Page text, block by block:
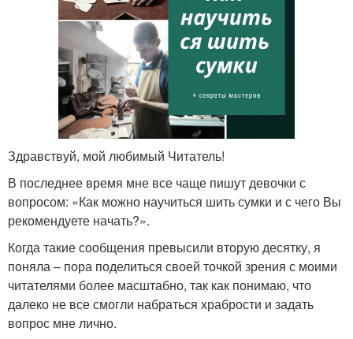
Здравствуй, мой любимый Читатель!
В последнее время мне все чаще пишут девочки с
вопросом: «Как можно научиться шить сумки и с чего Вы
рекомендуете начать?».
Когда такие сообщения превысили вторую десятку, я
поняла – пора поделиться своей точкой зрения с моими
читателями более масштабно, так как понимаю, что
далеко не все смогли набраться храбрости и задать
вопрос мне лично.